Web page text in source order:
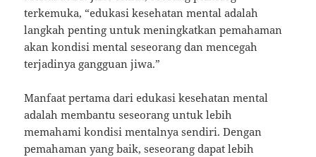
terkemuka, “edukasi kesehatan mental adalah
langkah penting untuk meningkatkan pemahaman
akan kondisi mental seseorang dan mencegah
terjadinya gangguan jiwa.”
Manfaat pertama dari edukasi kesehatan mental
adalah membantu seseorang untuk lebih
memahami kondisi mentalnya sendiri. Dengan
pemahaman yang baik, seseorang dapat lebih